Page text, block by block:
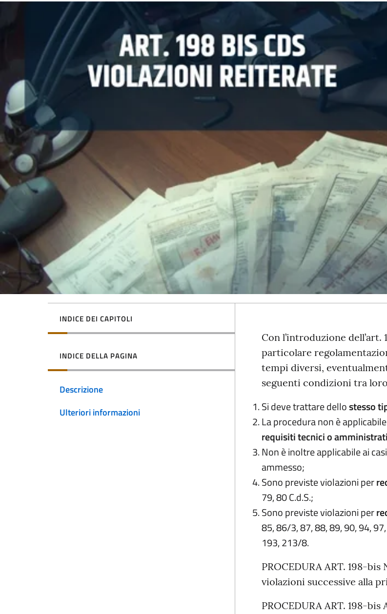
INDICE DEI CAPITOLI
INDICE DELLA PAGINA
Descrizione
Ulteriori informazioni
Con l’introduzione
particolare
tempi diversi,
seguenti condizioni tra
Si deve trattare dellostesso
La procedura non è
requisiti tecnici o
Non è inoltre applicabile ai
ammesso;
Sono previste violazioni per
79, 80 C.d.S.;
Sono previste violazioni per
85, 86/3, 87, 88, 89, 90, 94,
193, 213/8.
PROCEDURA ART. 198-
violazioni successive alla
PROCEDURA ART. 198-